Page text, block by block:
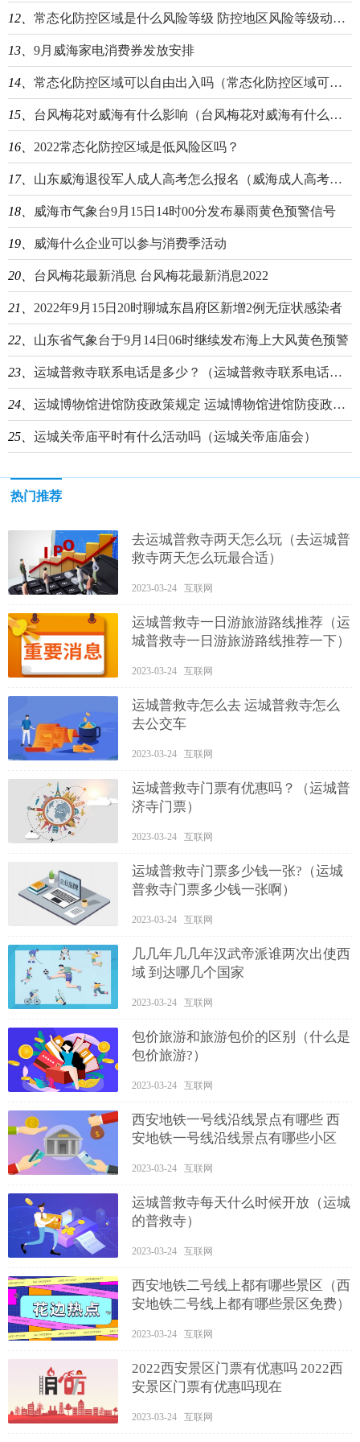
12、 常态化防控区域是什么风险等级 防控地区风险等级动态管理
13、 9月威海家电消费券发放安排
14、 常态化防控区域可以自由出入吗（常态化防控区域可以去外地吗）
15、 台风梅花对威海有什么影响（台风梅花对威海有什么影响没）
16、 2022常态化​防控区域是低风​险区吗？
17、 山东威海退役军人成人高考怎么报名（威海成人高考去哪里报名）
18、 威海市气象台9月15日14时00分发布暴雨黄色预警信号
19、 威海什么企业可以参与消费季活动
20、 台风梅花最新消息 台风梅花最新消息2022
21、 2022年9月15日20时聊城东昌府区新增2例无症状感染者
22、 山东省气象台于9月14日06时继续发布海上大风黄色预警
23、 运城普救寺联系电话是多少？（运城普救寺联系电话是多少号）
24、 运城博物馆进馆防疫政策规定 运城博物馆进馆防疫政策规定文件
25、 运城关帝庙平时有什么活动吗（运城关帝庙庙会）
热门推荐
去运城普救寺两天怎么玩（去运城普
救寺两天怎么玩最合适）
2023-03-24 互联网
运城普救寺一日游旅游路线推荐（运
城普救寺一日游旅游路线推荐一下）
2023-03-24 互联网
运城普救寺怎么去 运城普救寺怎么
去公交车
2023-03-24 互联网
运城普救寺门票有优惠吗？（运城普
济寺门票）
2023-03-24 互联网
运城普救寺门票多少钱一张?（运城
普救寺门票多少钱一张啊）
2023-03-24 互联网
几几年几几年汉武帝派谁两次出使西
域 到达哪几个国家
2023-03-24 互联网
包价旅游和旅游包价的区别（什么是
包价旅游?）
2023-03-24 互联网
西安地铁一号线沿线景点有哪些 西
安地铁一号线沿线景点有哪些小区
2023-03-24 互联网
运城普救寺每天什么时候开放（运城
的普救寺）
2023-03-24 互联网
西安地铁二号线上都有哪些景区（西
安地铁二号线上都有哪些景区免费）
2023-03-24 互联网
2022西安景区门票有优惠吗 2022西
安景区门票有优惠吗现在
2023-03-24 互联网